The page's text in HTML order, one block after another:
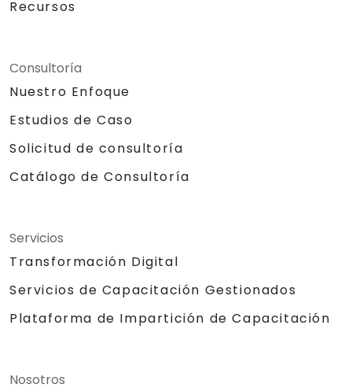
Recursos
Consultoría
Nuestro Enfoque
Estudios de Caso
Solicitud de consultoría
Catálogo de Consultoría
Servicios
Transformación Digital
Servicios de Capacitación Gestionados
Plataforma de Impartición de Capacitación
Nosotros